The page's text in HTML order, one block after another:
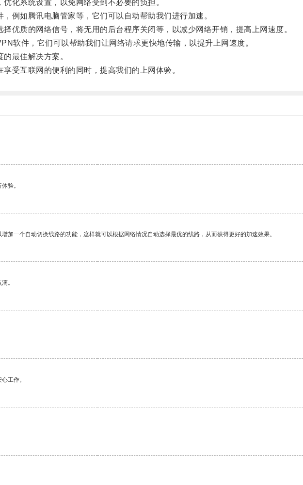
系统设置，以免网络受到不必要的负担。
如腾讯电脑管家等，它们可以自动帮助我们进行加速。
质的网络信号，将无用的后台程序关闭等，以减少网络开销，提高上网速度。
件，它们可以帮助我们让网络请求更快地传输，以提升上网速度。
最佳解决方案。
互联网的便利的同时，提高我们的上网体验。
验。
加一个自动切换线路的功能，这样就可以根据网络情况自动选择最优的线路，从而获得更好的加速效果。
。
工作。